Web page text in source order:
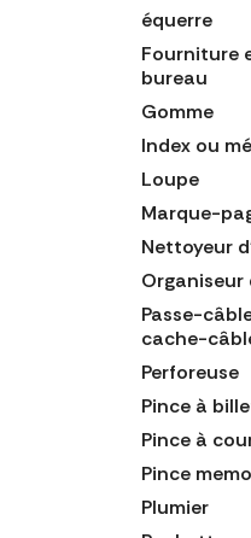
équerre
Fourniture
bureau
Gomme
Index ou
Loupe
Marque-
Nettoyeur
Organiseur
Passe-
cache-
Perforeuse
Pince à
Pince à
Pince memo
Plumier